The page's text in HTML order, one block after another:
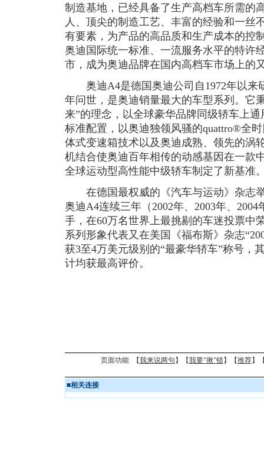
制造基地，已经具备了生产高档车所需的
人、顶尖的制造工艺、丰富的经验和一丝
有要素，为产品的高品质和生产成本的控
奥迪国际统一标准、一流服务水平的特许
市，成为奥迪品牌在国内高档车市场上的
奥迪A4是德国奥迪公司自1972年以来
年问世，是奥迪销量最大的车型系列。它
来”的理念，以全球豪华品牌同级轿车上
标准配置，以奥迪独领风骚的quattro®全
体式变速箱技术以及奥迪成熟、领先的涡
机结合使奥迪百年相传的动感基因在一款
全球运动型高性能中级轿车制定了新基准
在德国最权威的《汽车与运动》杂志举
奥迪A4连续三年（2002年、2003年、
手，在60万名世界上最挑剔的车迷投票中
系列形象代表又在美国《福布斯》杂志
获3至4万美元级别的“最豪华轿车”称号，
计均获最高评价。
页面功能 【我来说两句 】【我要“揪”错】【推荐】
■相关连接